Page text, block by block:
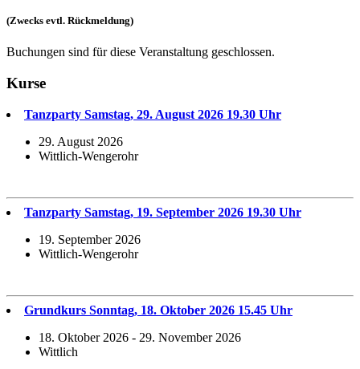
(Zwecks evtl. Rückmeldung)
Buchungen sind für diese Veranstaltung geschlossen.
Kurse
Tanzparty Samstag, 29. August 2026 19.30 Uhr
29. August 2026
Wittlich-Wengerohr
Tanzparty Samstag, 19. September 2026 19.30 Uhr
19. September 2026
Wittlich-Wengerohr
Grundkurs Sonntag, 18. Oktober 2026 15.45 Uhr
18. Oktober 2026 - 29. November 2026
Wittlich